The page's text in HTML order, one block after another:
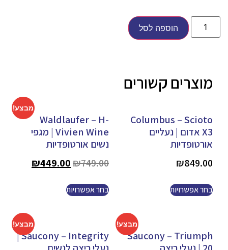
הוספה לסל
מוצרים קשורים
Columbus – Scioto
X3 אדום | נעליים
אורטופדיות
₪849.00
בחר אפשרויות
מבצע!
Waldlaufer – H-
Vivien Wine | מגפי
נשים אורטופדיות
₪749.00
₪449.00
בחר אפשרויות
מבצע!
Saucony – Triumph
מבצע!
Saucony – Integrity |